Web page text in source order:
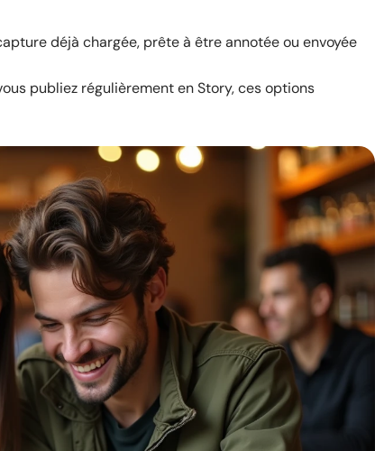
déjà chargée, prête à être annotée ou envoyée
publiez régulièrement en Story, ces options